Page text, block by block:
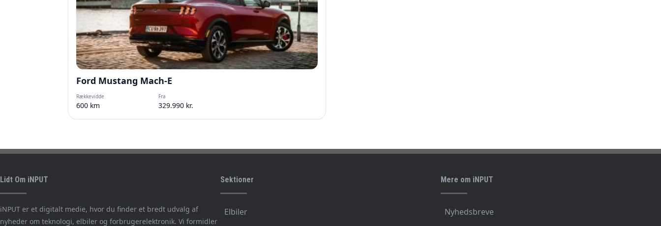
Ford Mustang Mach-E
Rækkevidde
600 km
Fra
329.990 kr.
Lidt Om iNPUT
iNPUT er et digitalt medie, hvor du finder et bredt udvalg af
nyheder om teknologi, elbiler og forbrugerelektronik. Vi formidler
Sektioner
Elbiler
Mere om iNPUT
Nyhedsbreve